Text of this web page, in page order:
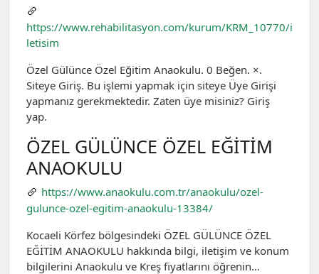
https://www.rehabilitasyon.com/kurum/KRM_10770/i
letisim
Özel Gülünce Özel Eğitim Anaokulu. 0 Beğen. ×.
Siteye Giriş. Bu işlemi yapmak için siteye Üye Girişi
yapmanız gerekmektedir. Zaten üye misiniz? Giriş
yap.
ÖZEL GÜLÜNCE ÖZEL EĞİTİM
ANAOKULU
https://www.anaokulu.com.tr/anaokulu/ozel-
gulunce-ozel-egitim-anaokulu-13384/
Kocaeli Körfez bölgesindeki ÖZEL GÜLÜNCE ÖZEL
EĞİTİM ANAOKULU hakkında bilgi, iletişim ve konum
bilgilerini Anaokulu ve Kreş fiyatlarını öğrenin…